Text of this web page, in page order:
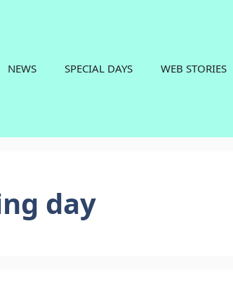
NEWS SPECIAL DAYS WEB STORIES
day